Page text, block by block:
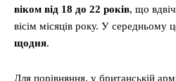
віком від 18 до 22 років, що
вісім місяців року. У середньому
щодня.
Для порівняння, у британській